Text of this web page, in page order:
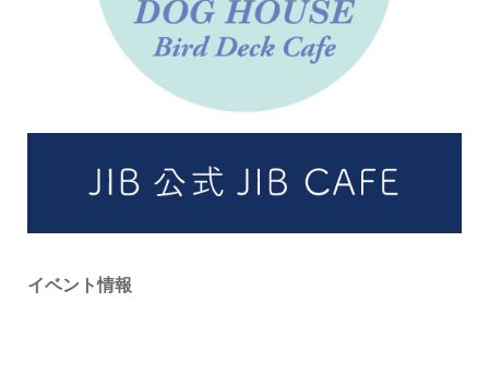
イベント情報